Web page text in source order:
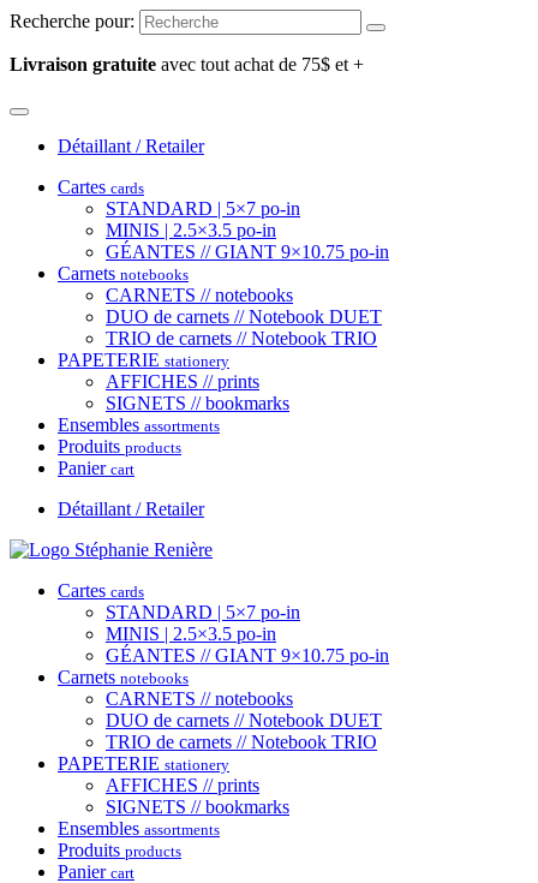
Recherche pour:
Livraison gratuite avec tout achat de 75$ et +
Détaillant / Retailer
Cartes cards
STANDARD | 5×7 po-in
MINIS | 2.5×3.5 po-in
GÉANTES // GIANT 9×10.75 po-in
Carnets notebooks
CARNETS // notebooks
DUO de carnets // Notebook DUET
TRIO de carnets // Notebook TRIO
PAPETERIE stationery
AFFICHES // prints
SIGNETS // bookmarks
Ensembles assortments
Produits products
Panier cart
Détaillant / Retailer
Cartes cards
STANDARD | 5×7 po-in
MINIS | 2.5×3.5 po-in
GÉANTES // GIANT 9×10.75 po-in
Carnets notebooks
CARNETS // notebooks
DUO de carnets // Notebook DUET
TRIO de carnets // Notebook TRIO
PAPETERIE stationery
AFFICHES // prints
SIGNETS // bookmarks
Ensembles assortments
Produits products
Panier cart